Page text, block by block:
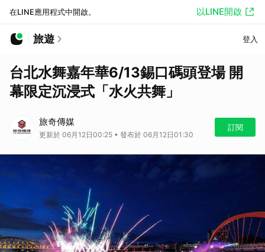
在LINE應用程式中開啟。 以LINE開啟
旅遊 登入
台北水舞嘉年華6/13錫口碼頭登場 開
幕限定沉浸式「水火共舞」
旅奇傳媒
更新於 06月12日00:25 • 發布於 06月12日01:30
訂閱